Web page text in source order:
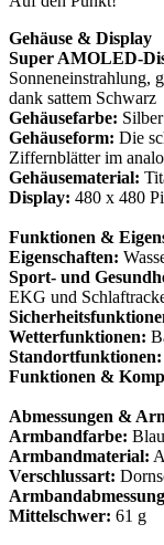
Gehäuse & Display
Super AMOLED-
Sonneneinstrahlung,
dank sattem Schwarz
Gehäusefarbe: Silber
Gehäuseform: Die
Ziffernblätter im
Gehäusematerial:
Display: 480 x 480
Funktionen &
Eigenschaften:
Sport- und
EKG und
Wetterfunktionen:
Standortfunktionen:
Funktionen &
Abmessungen &
Armbandfarbe: Blau
Armbandmaterial:
Verschlussart:
Mittelschwer: 61 g